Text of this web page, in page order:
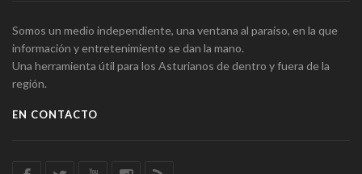
Somos un medio independiente, una ventana al paraíso, en la que
información y entretenimiento se dan la mano.
Una herramienta útil para los Asturianos de dentro y fuera de la
región.
EN CONTACTO